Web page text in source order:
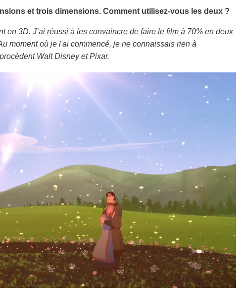
et trois dimensions. Comment utilisez-vous les deux ?
en 3D. J’ai réussi à les convaincre de faire le film à 70% en deux
moment où je l'ai commencé, je ne connaissais rien à
Walt Disney et Pixar.